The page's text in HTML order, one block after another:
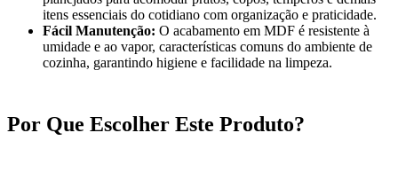
itens essenciais do cotidiano com organização e praticidade.
Fácil Manutenção: O acabamento em MDF é resistente à
umidade e ao vapor, características comuns do ambiente de
cozinha, garantindo higiene e facilidade na limpeza.
Por Que Escolher Este Produto?